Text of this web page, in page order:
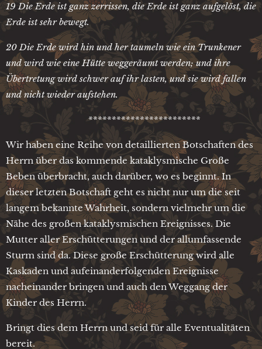
19 Die Erde ist ganz zerrissen, die Erde ist ganz aufgelöst, die
Erde ist sehr bewegt.
20 Die Erde wird hin und her taumeln wie ein Trunkener
und wird wie eine Hütte weggeräumt werden; und ihre
Übertretung wird schwer auf ihr lasten, und sie wird fallen
und nicht wieder aufstehen.
************************
Wir haben eine Reihe von detaillierten Botschaften des
Herrn über das kommende kataklysmische Große
Beben überbracht, auch darüber, wo es beginnt. In
dieser letzten Botschaft geht es nicht nur um die seit
langem bekannte Wahrheit, sondern vielmehr um die
Nähe des großen kataklysmischen Ereignisses. Die
Mutter aller Erschütterungen und der allumfassende
Sturm sind da. Diese große Erschütterung wird alle
Kaskaden und aufeinanderfolgenden Ereignisse
nacheinander bringen und auch den Weggang der
Kinder des Herrn.
Bringt dies dem Herrn und seid für alle Eventualitäten
bereit.